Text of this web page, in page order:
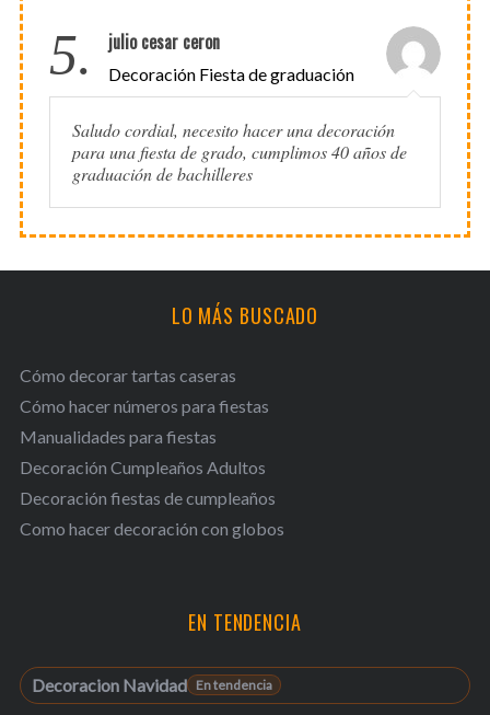
5. julio cesar ceron
Decoración Fiesta de graduación
Saludo cordial, necesito hacer una decoración
para una fiesta de grado, cumplimos 40 años de
graduación de bachilleres
LO MÁS BUSCADO
Cómo decorar tartas caseras
Cómo hacer números para fiestas
Manualidades para fiestas
Decoración Cumpleaños Adultos
Decoración fiestas de cumpleaños
Como hacer decoración con globos
EN TENDENCIA
Decoracion Navidad